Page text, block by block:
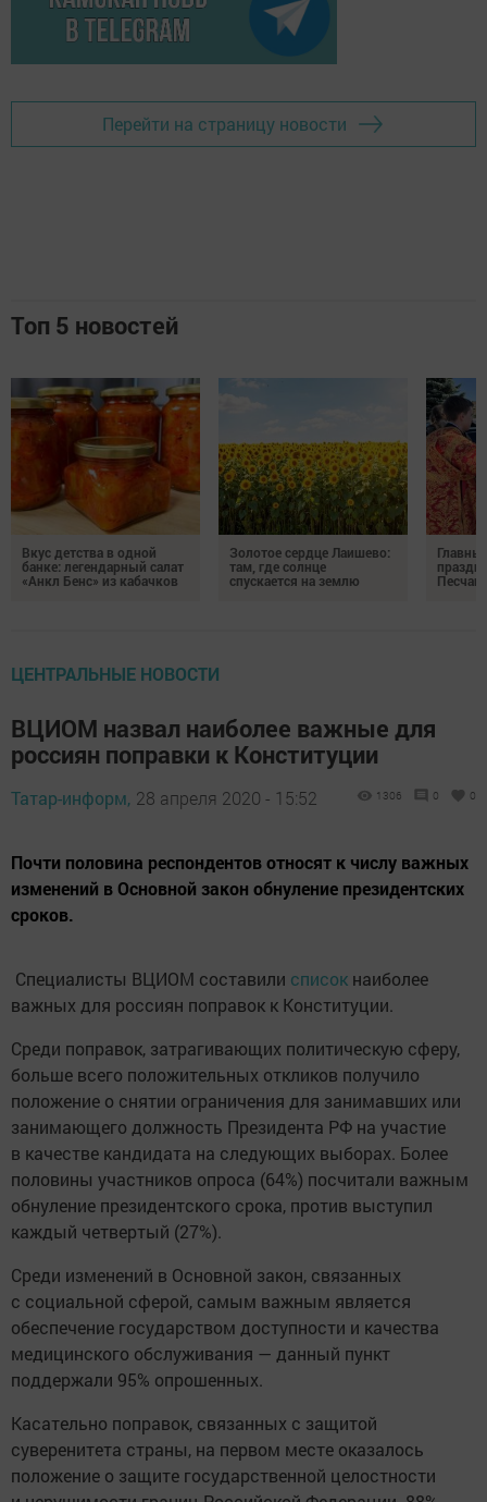
Перейти на страницу новости
Топ 5 новостей
Вкус детства в одной
банке: легендарный салат
«Анкл Бенс» из кабачков
Золотое сердце Лаишево:
там, где солнце
спускается на землю
ЦЕНТРАЛЬНЫЕ НОВОСТИ
ВЦИОМ назвал наиболее важные для
россиян поправки к Конституции
Татар-информ, 28 апреля 2020 - 15:52 1306 0 0
Почти половина респондентов относят к числу важных
изменений в Основной закон обнуление президентских
сроков.
Специалисты ВЦИОМ составили список наиболее
важных для россиян поправок к Конституции.
Среди поправок, затрагивающих политическую сферу,
больше всего положительных откликов получило
положение о снятии ограничения для занимавших или
занимающего должность Президента РФ на участие
в качестве кандидата на следующих выборах. Более
половины участников опроса (64%) посчитали важным
обнуление президентского срока, против выступил
каждый четвертый (27%).
Среди изменений в Основной закон, связанных
с социальной сферой, самым важным является
обеспечение государством доступности и качества
медицинского обслуживания — данный пункт
поддержали 95% опрошенных.
Касательно поправок, связанных с защитой
суверенитета страны, на первом месте оказалось
положение о защите государственной целостности